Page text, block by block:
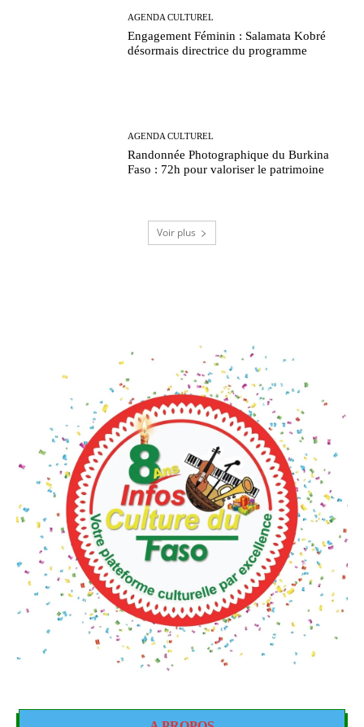
AGENDA CULTUREL
Engagement Féminin : Salamata Kobré
désormais directrice du programme
AGENDA CULTUREL
Randonnée Photographique du Burkina
Faso : 72h pour valoriser le patrimoine
Voir plus